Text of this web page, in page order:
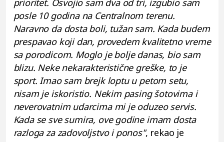
prioritet. Osvojio sam dva od tri, izgubio sam
posle 10 godina na Centralnom terenu.
Naravno da dosta boli, tužan sam. Kada budem
prespavao koji dan, provedem kvalitetno vreme
sa porodicom. Moglo je bolje danas, bio sam
blizu. Neke nekarakteristične greške, to je
sport. Imao sam brejk loptu u petom setu,
nisam je iskoristio. Nekim pasing šotovima i
neverovatnim udarcima mi je oduzeo servis.
Kada se sve sumira, ove godine imam dosta
razloga za zadovoljstvo i ponos", rekao je